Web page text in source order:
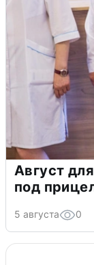
Август
под
5 августа 0